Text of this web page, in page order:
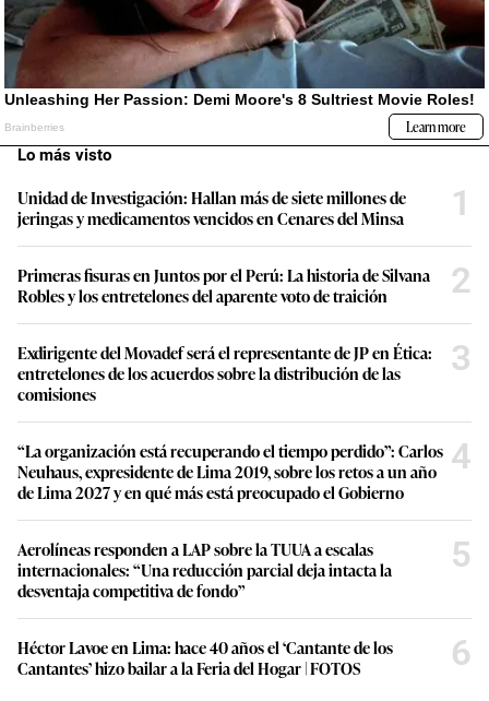
Lo más visto
Unidad de Investigación: Hallan más de siete millones de
jeringas y medicamentos vencidos en Cenares del Minsa
1
Primeras fisuras en Juntos por el Perú: La historia de Silvana
Robles y los entretelones del aparente voto de traición
2
Exdirigente del Movadef será el representante de JP en Ética:
entretelones de los acuerdos sobre la distribución de las
comisiones
3
“La organización está recuperando el tiempo perdido”: Carlos
Neuhaus, expresidente de Lima 2019, sobre los retos a un año
de Lima 2027 y en qué más está preocupado el Gobierno
4
Aerolíneas responden a LAP sobre la TUUA a escalas
internacionales: “Una reducción parcial deja intacta la
desventaja competitiva de fondo”
5
Héctor Lavoe en Lima: hace 40 años el ‘Cantante de los
Cantantes’ hizo bailar a la Feria del Hogar | FOTOS
6